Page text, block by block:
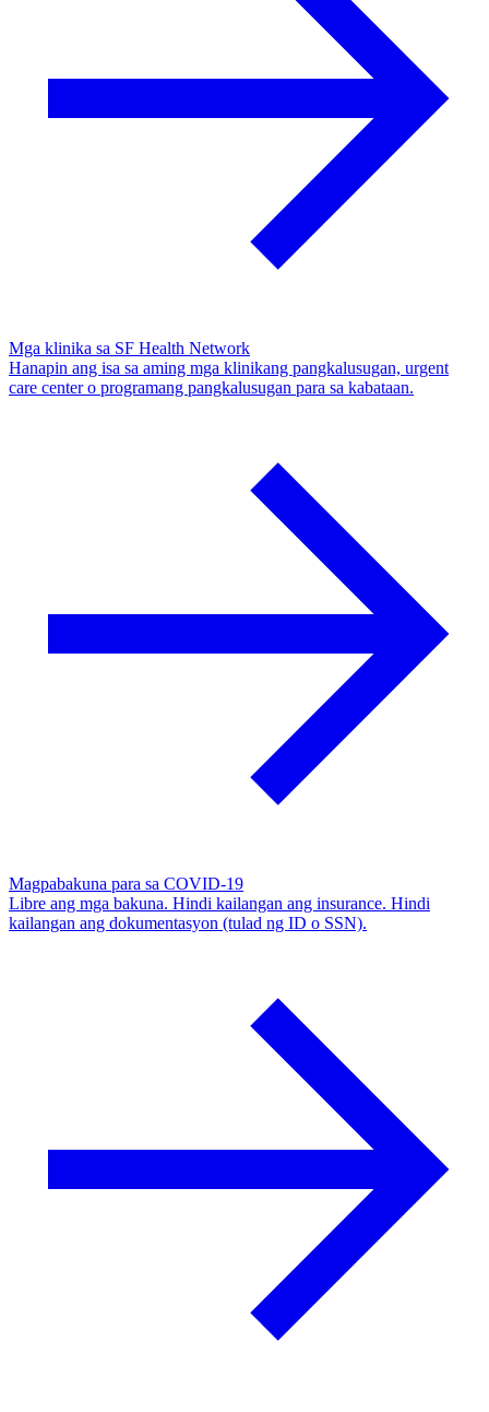
Mga klinika sa SF Health Network
Hanapin ang isa sa aming mga klinikang pangkalusugan, urgent
care center o programang pangkalusugan para sa kabataan.
Magpabakuna para sa COVID-19
Libre ang mga bakuna. Hindi kailangan ang insurance. Hindi
kailangan ang dokumentasyon (tulad ng ID o SSN).